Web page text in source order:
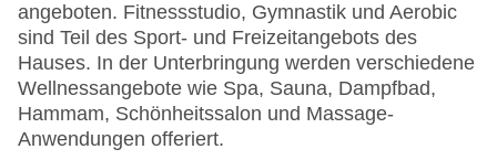
angeboten. Fitnessstudio, Gymnastik und Aerobic
sind Teil des Sport- und Freizeitangebots des
Hauses. In der Unterbringung werden verschiedene
Wellnessangebote wie Spa, Sauna, Dampfbad,
Hammam, Schönheitssalon und Massage-
Anwendungen offeriert.